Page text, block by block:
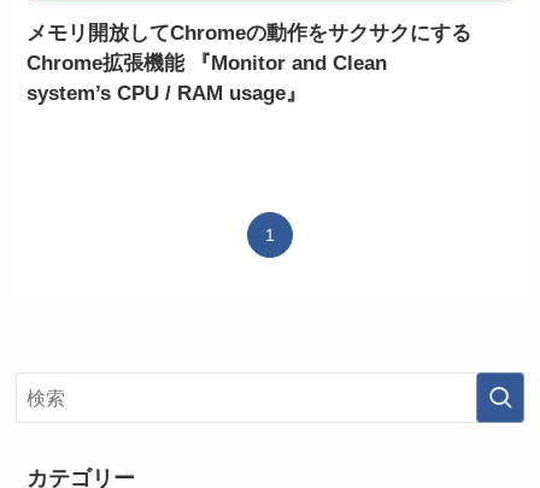
メモリ開放してChromeの動作をサクサクにする
Chrome拡張機能 『Monitor and Clean
system’s CPU / RAM usage』
1
カテゴリー